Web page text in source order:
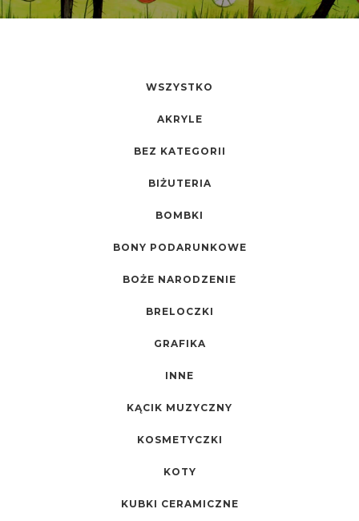
WSZYSTKO
AKRYLE
BEZ KATEGORII
BIŻUTERIA
BOMBKI
BONY PODARUNKOWE
BOŻE NARODZENIE
BRELOCZKI
GRAFIKA
INNE
KĄCIK MUZYCZNY
KOSMETYCZKI
KOTY
KUBKI CERAMICZNE